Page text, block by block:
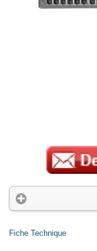
Fiche Technique